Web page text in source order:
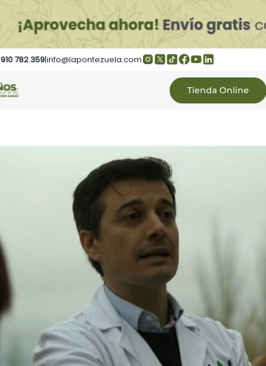
910 782 359|info@lapontezuela.com
Tienda Online